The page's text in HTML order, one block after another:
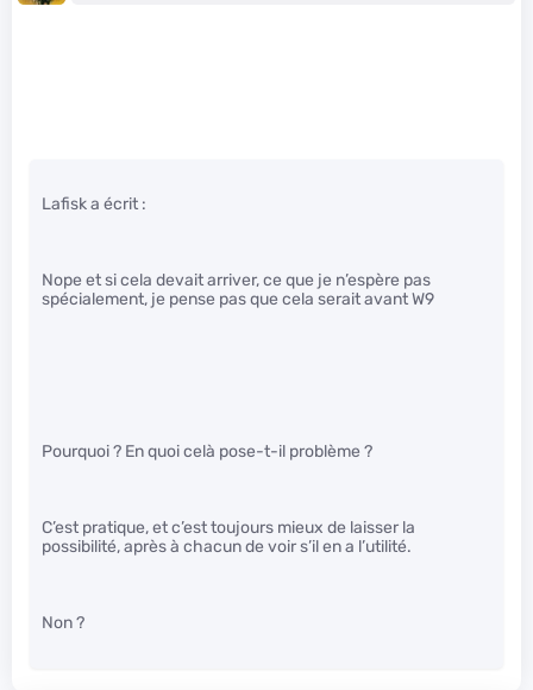
Lafisk a écrit :
Nope et si cela devait arriver, ce que je n’espère pas
spécialement, je pense pas que cela serait avant W9
Pourquoi ? En quoi celà pose-t-il problème ?
C’est pratique, et c’est toujours mieux de laisser la
possibilité, après à chacun de voir s’il en a l’utilité.
Non ?